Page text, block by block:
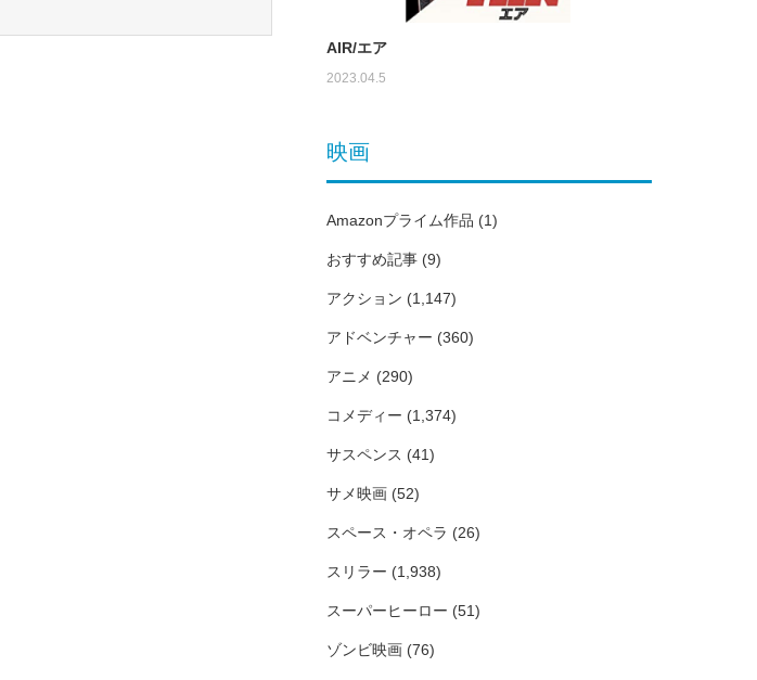
AIR/エア
2023.04.5
映画
Amazonプライム作品 (1)
おすすめ記事 (9)
アクション (1,147)
アドベンチャー (360)
アニメ (290)
コメディー (1,374)
サスペンス (41)
サメ映画 (52)
スペース・オペラ (26)
スリラー (1,938)
スーパーヒーロー (51)
ゾンビ映画 (76)